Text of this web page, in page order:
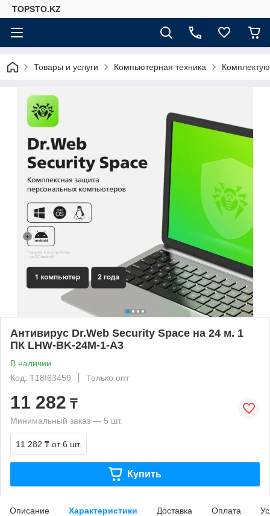
TOPSTO.KZ
Товары и услуги Компьютерная техника
Антивирус Dr.Web Security Space на 24 м. 1
ПК LHW-BK-24M-1-A3
В наличии
Код: T18I63459
Только опт
11 282 ₸
Минимальный заказ — 5 шт.
11 282 ₸ от 6 шт.
Купить
Описание Характеристики Доставка Оплата